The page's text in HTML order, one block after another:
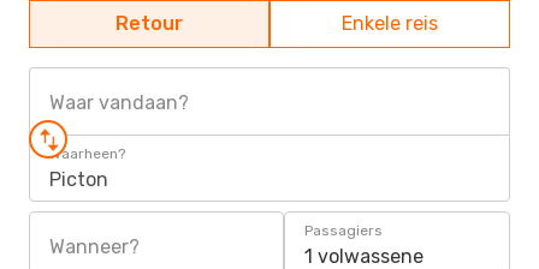
Retour Enkele reis
Waar vandaan?
Waarheen?
Picton
Wanneer?
Passagiers
1 volwassene